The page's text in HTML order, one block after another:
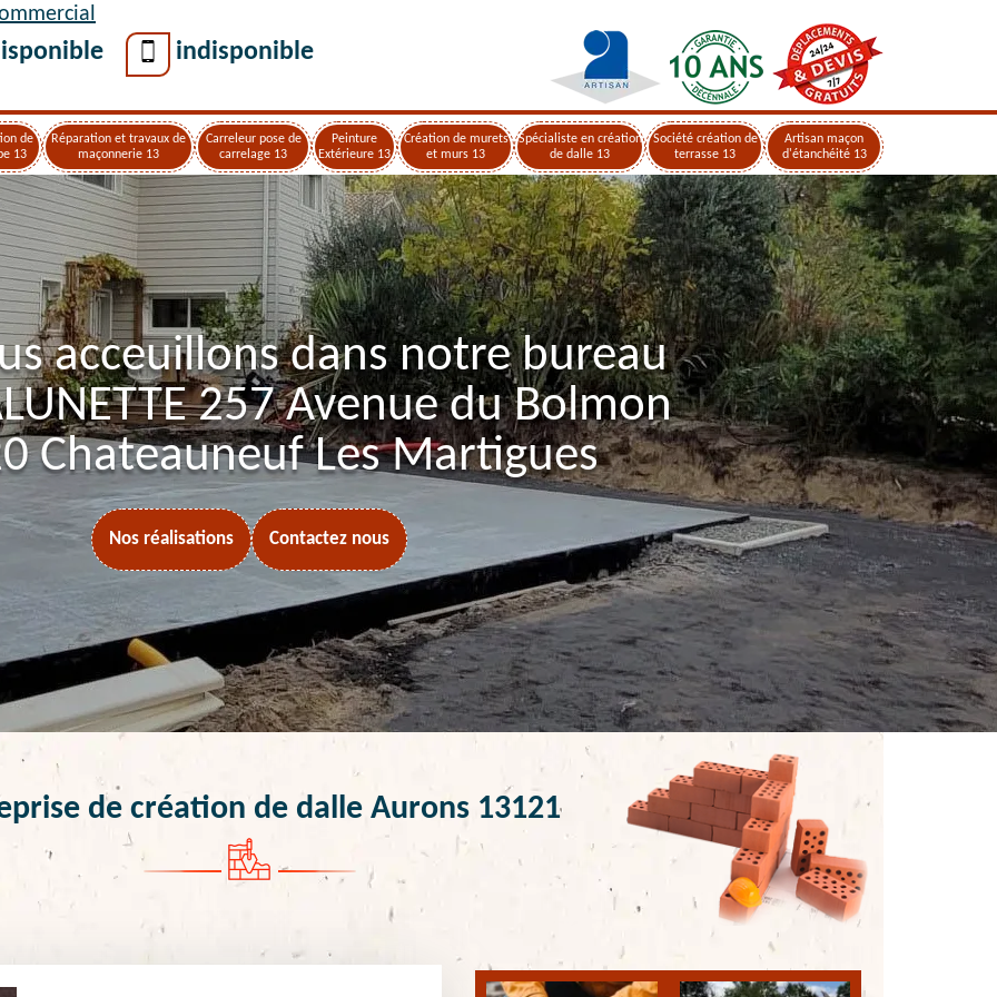
indisponible
de
13
Réparation et travaux de
maçonnerie 13
Carreleur pose de
carrelage 13
Peinture
Extérieure 13
Création de murets
et murs 13
Spécialiste en création
de dalle 13
Société création de
terrasse 13
Artisan maçon
d'étanchéité 13
acceuillons dans notre bureau
257 Avenue du Bolmon
Chateauneuf Les Martigues
Nos réalisations Contactez nous
de création de dalle Aurons 13121